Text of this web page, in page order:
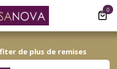
0
de plus de remises